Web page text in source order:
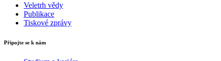
Veletrh vědy
Publikace
Tiskové zprávy
Připojte se k nám